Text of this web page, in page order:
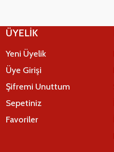
ÜYELİK
Yeni Üyelik
Üye Girişi
Şifremi Unuttum
Sepetiniz
Favoriler